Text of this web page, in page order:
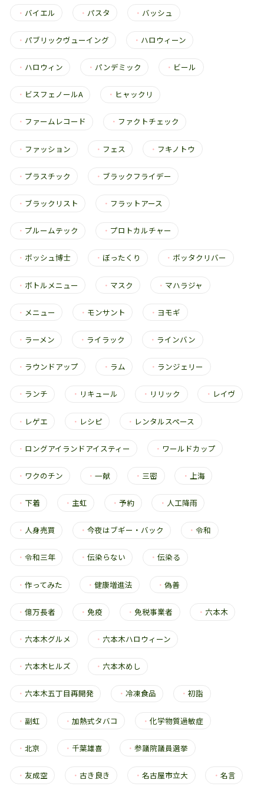
・ バイエル ・ パスタ ・ バッシュ
・ パブリックヴューイング ・ ハロウィーン
・ ハロウィン ・ パンデミック ・ ビール
・ ビスフェノールA ・ ヒャックリ
・ ファームレコード ・ ファクトチェック
・ ファッション ・ フェス ・ フキノトウ
・ プラスチック ・ ブラックフライデー
・ ブラックリスト ・ フラットアース
・ プルームテック ・ プロトカルチャー
・ ボッシュ博士 ・ ぼったくり ・ ボッタクリバー
・ ボトルメニュー ・ マスク ・ マハラジャ
・ メニュー ・ モンサント ・ ヨモギ
・ ラーメン ・ ライラック ・ ラインバン
・ ラウンドアップ ・ ラム ・ ランジェリー
・ ランチ ・ リキュール ・ リリック ・ レイヴ
・ レゲエ ・ レシピ ・ レンタルスペース
・ ロングアイランドアイスティー ・ ワールドカップ
・ ワクのチン ・一献 ・ 三密 ・ 上海
・ 下着 ・ 主虹 ・予約 ・ 人工降雨
・ 人身売買 ・今夜はブギー・バック ・令和
・ 令和三年 ・伝染らない ・伝染る
・ 作ってみた ・健康増進法 ・偽善
・ 億万長者 ・免疫 ・免税事業者 ・ 六本木
・ 六本木グルメ ・ 六本木ハロウィーン
・ 六本木ヒルズ ・ 六本木めし
・ 六本木五丁目再開発 ・冷凍食品 ・初詣
・ 副虹 ・加熱式タバコ ・化学物質過敏症
・ 北京 ・千葉雄喜 ・参議院議員選挙
・ 友成空 ・古き良き ・名古屋市立大 ・ 名言